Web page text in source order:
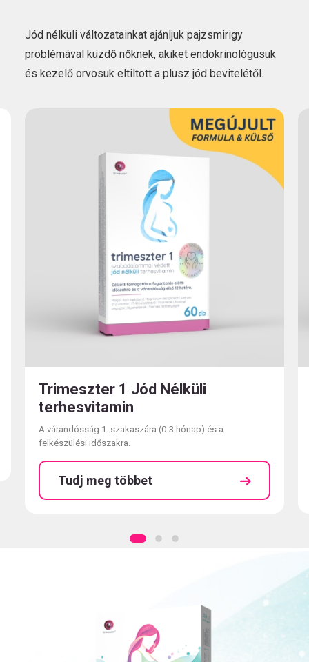
Jód nélküli változatainkat ajánljuk pajzsmirigy
problémával küzdő nőknek, akiket endokrinológusuk
és kezelő orvosuk eltiltott a plusz jód bevitelétől.
Trimeszter 1 Jód Nélküli
terhesvitamin
A várandósság 1. szakaszára (0-3 hónap) és a
felkészülési időszakra.
Tudj meg többet